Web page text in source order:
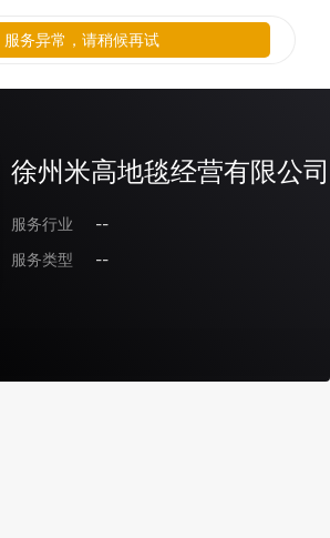
徐州米高地毯经营有限公司
服务行业
--
服务类型
--
服务异常，请稍候再试